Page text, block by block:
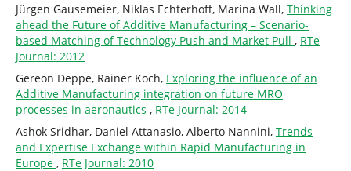
Jürgen Gausemeier, Niklas Echterhoff, Marina Wall, Thinking
ahead the Future of Additive Manufacturing – Scenario-
based Matching of Technology Push and Market Pull , RTe
Journal: 2012
Gereon Deppe, Rainer Koch, Exploring the influence of an
Additive Manufacturing integration on future MRO
processes in aeronautics , RTe Journal: 2014
Ashok Sridhar, Daniel Attanasio, Alberto Nannini, Trends
and Expertise Exchange within Rapid Manufacturing in
Europe , RTe Journal: 2010